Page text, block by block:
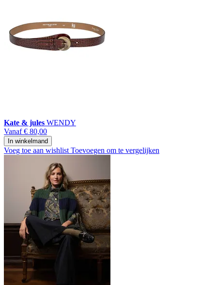
Kate & jules WENDY
Vanaf € 80,00
In winkelmand
Voeg toe aan wishlist Toevoegen om te vergelijken